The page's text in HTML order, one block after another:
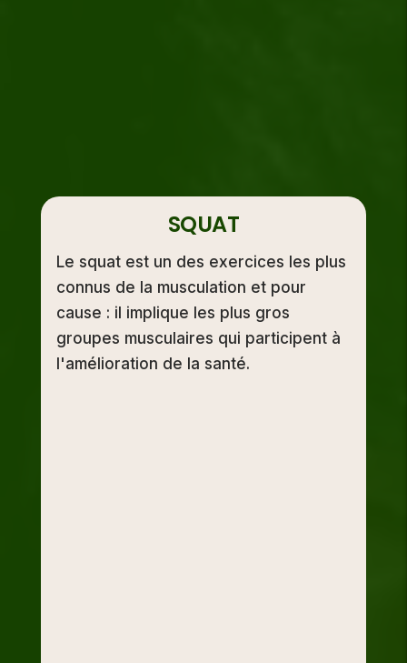
SQUAT
Le squat est un des exercices les plus
connus de la musculation et pour
cause : il implique les plus gros
groupes musculaires qui participent à
l'amélioration de la santé.